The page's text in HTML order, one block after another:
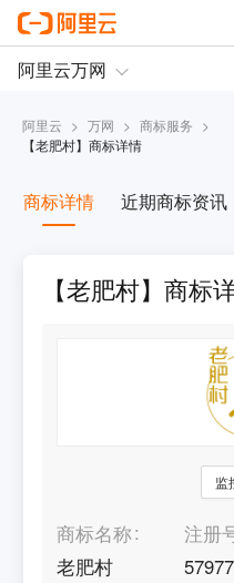
阿里云 > 万网 > 商标服务 >
【老肥村】商标详情
商标详情 近期商标资讯
【老肥村】商标
监
商标名称
老肥村
注册